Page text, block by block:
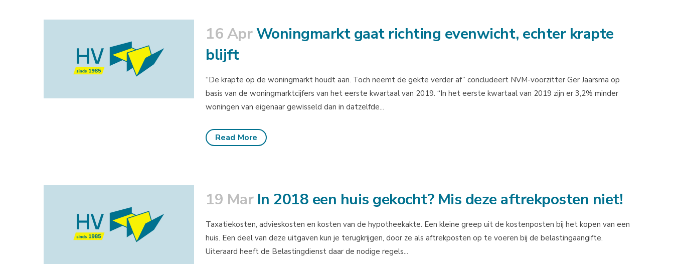
16 AprWoningmarkt gaat richting evenwicht, echter krapte
blijft
“De krapte op de woningmarkt houdt aan. Toch neemt de gekte verder af” concludeert NVM-voorzitter Ger Jaarsma op
basis van de woningmarktcijfers van het eerste kwartaal van 2019. “In het eerste kwartaal van 2019 zijn er 3,2% minder
woningen van eigenaar gewisseld dan in datzelfde...
Read More
19 Mar In 2018 een huis gekocht? Mis deze aftrekposten niet!
Taxatiekosten, advieskosten en kosten van de hypotheekakte. Een kleine greep uit de kostenposten bij het kopen van een
huis. Een deel van deze uitgaven kun je terugkrijgen, door ze als aftrekposten op te voeren bij de belastingaangifte.
Uiteraard heeft de Belastingdienst daar de nodige regels...